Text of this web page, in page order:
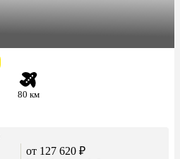
80 км
от 127 620 ₽